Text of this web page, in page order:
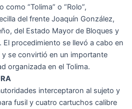
“Tolima” o “Rolo”,
del frente Joaquín González,
del Estado Mayor de Bloques y
El procedimiento se llevó a cabo en
se convirtió en un importante
organizada en el Tolima.
interceptaron al sujeto y
fusil y cuatro cartuchos calibre